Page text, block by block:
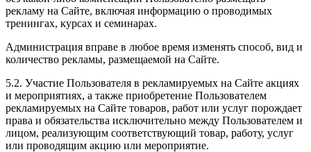
рекламу на Сайте, включая информацию о проводимых
тренингах, курсах и семинарах.
Администрация вправе в любое время изменять способ, вид и
количество рекламы, размещаемой на Сайте.
5.2. Участие Пользователя в рекламируемых на Сайте акциях
и мероприятиях, а также приобретение Пользователем
рекламируемых на Сайте товаров, работ или услуг порождает
права и обязательства исключительно между Пользователем и
лицом, реализующим соответствующий товар, работу, услуг
или проводящим акцию или мероприятие.